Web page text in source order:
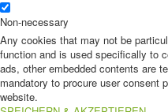
Non-necessary
Any cookies that may not be
function and is used specifically to
ads, other embedded contents are
mandatory to procure user consent
website.